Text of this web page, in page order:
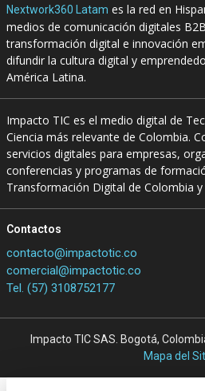
Nextwork360 Latam es la red en
medios de comunicación digitales
transformación digital e innovación
difundir la cultura digital y
América Latina.
Impacto TIC es el medio digital de
Ciencia más relevante de Colombia.
servicios digitales para empresas,
conferencias y programas de
Transformación Digital de Colombia
Contactos
contacto@impactotic.co
comercial@impactotic.co
Tel. (57) 3108752177
Impacto TIC SAS. Bogotá,
Mapa del